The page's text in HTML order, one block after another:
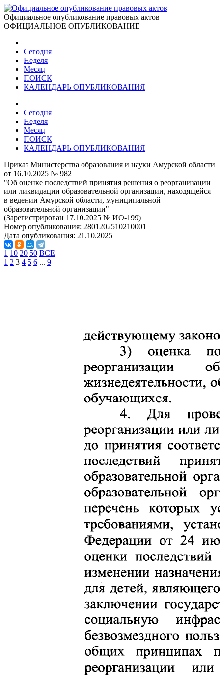
Официальное опубликование правовых актов
ОФИЦИАЛЬНОЕ ОПУБЛИКОВАНИЕ
Сегодня
Неделя
Месяц
ПОИСК
КАЛЕНДАРЬ ОПУБЛИКОВАНИЯ
Сегодня
Неделя
Месяц
ПОИСК
КАЛЕНДАРЬ ОПУБЛИКОВАНИЯ
Приказ Министерства образования и науки Амурской области
от 16.10.2025 № 982
"Об оценке последствий принятия решения о реорганизации
или ликвидации образовательной организации, находящейся
в ведении Амурской области, муниципальной
образовательной организации"
(Зарегистрирован 17.10.2025 № ИО-199)
Номер опубликования: 2801202510210001
Дата опубликования: 21.10.2025
1 10 20 50 ВСЕ
1 2 3 4 5 6 ... 9